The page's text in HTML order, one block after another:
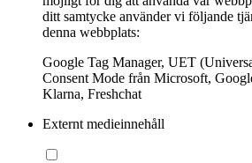
ditt samtycke använder vi följande
denna webbplats:
Google Tag Manager, UET
Consent Mode från Microsoft,
Klarna, Freshchat
Externt medieinnehåll